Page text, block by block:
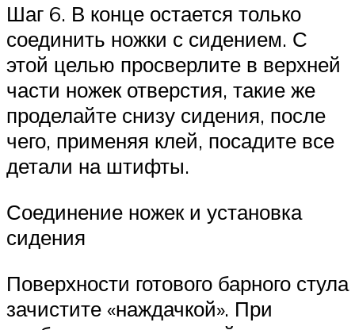
Шаг 6. В конце остается только
соединить ножки с сидением. С
этой целью просверлите в верхней
части ножек отверстия, такие же
проделайте снизу сидения, после
чего, применяя клей, посадите все
детали на штифты.
Соединение ножек и установка
сидения
Поверхности готового барного стула
зачистите «наждачкой». При